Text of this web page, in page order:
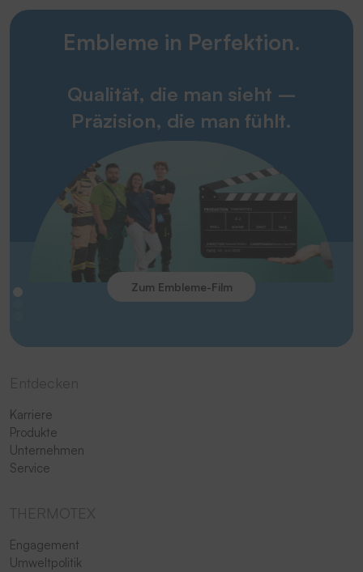
Embleme in Perfektion.
Qualität, die man sieht –
Präzision, die man fühlt.
Zum Embleme-Film
Karriere
Produkte
Unternehmen
Service
Engagement
Umweltpolitik